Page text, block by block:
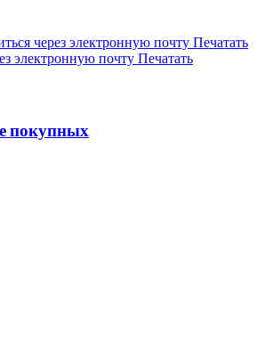
через электронную почту Печатать
электронную почту Печатать
покупных